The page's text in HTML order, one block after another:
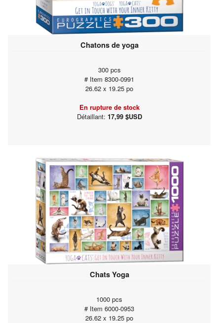
Chatons de yoga
300 pcs
# Item 8300-0991
26.62 x 19.25 po
En rupture de stock
Détaillant: 17,99 $USD
Chats Yoga
1000 pcs
# Item 6000-0953
26.62 x 19.25 po